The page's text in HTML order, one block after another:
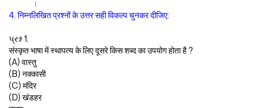
।
4. निम्नलिखित प्रश्नों के उत्तर सही विकल्प चुनकर दीजिए:
પ્રશ્ન 1.
संस्कृत भाषा में स्थापत्य के लिए दूसरे किस शब्द का उपयोग होता है ?
(A) वास्तु
(B) नक्कासी
(C) मंदिर
(D) खंडहर